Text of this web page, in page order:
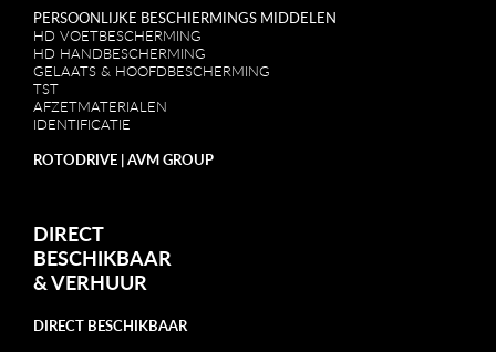
PERSOONLIJKE BESCHIERMINGS MIDDELEN
HD VOETBESCHERMING
HD HANDBESCHERMING
GELAATS & HOOFDBESCHERMING
TST
AFZETMATERIALEN
IDENTIFICATIE
ROTODRIVE | AVM GROUP
DIRECT
BESCHIKBAAR
&VERHUUR
DIRECT BESCHIKBAAR